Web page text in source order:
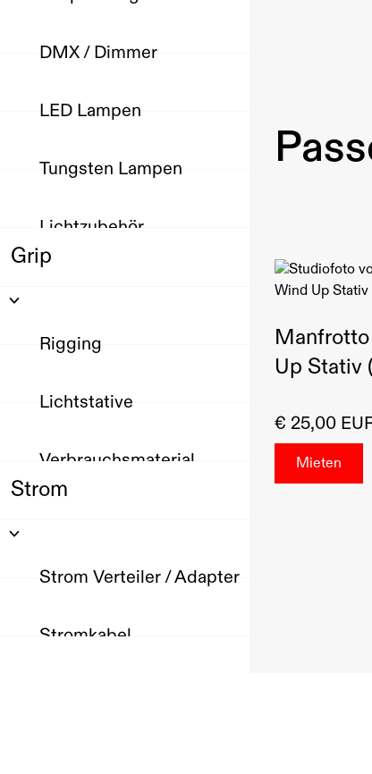
DMX / Dimmer
LED Lampen
Tungsten Lampen
Lichtzubehör
Grip
Rigging
Lichtstative
Verbrauchsmaterial
Strom
Strom Verteiler / Adapter
Stromkabel
Up Stativ
€ 25,00